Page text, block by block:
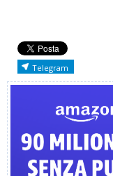
Telegram